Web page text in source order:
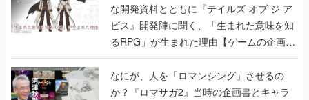
な開発資料とともに『テイルズ オブ ジ ア
ビス』開発陣に聞く、「生まれた意味を知
るRPG」が生まれた理由【ゲームの企画
書】
なにが、人を「ロマンシング」させるの
か？『ロマサガ2』当時の企画書とキャラ